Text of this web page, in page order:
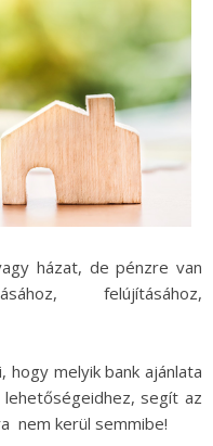
házat, de pénzre van
felújításához,
melyik bank ajánlata
segít az
nem kerül semmibe!